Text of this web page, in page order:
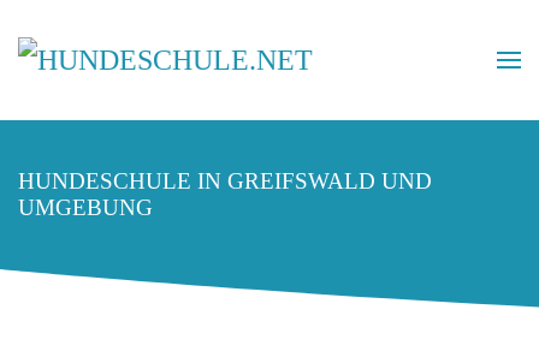
HUNDESCHULE IN GREIFSWALD UND
UMGEBUNG